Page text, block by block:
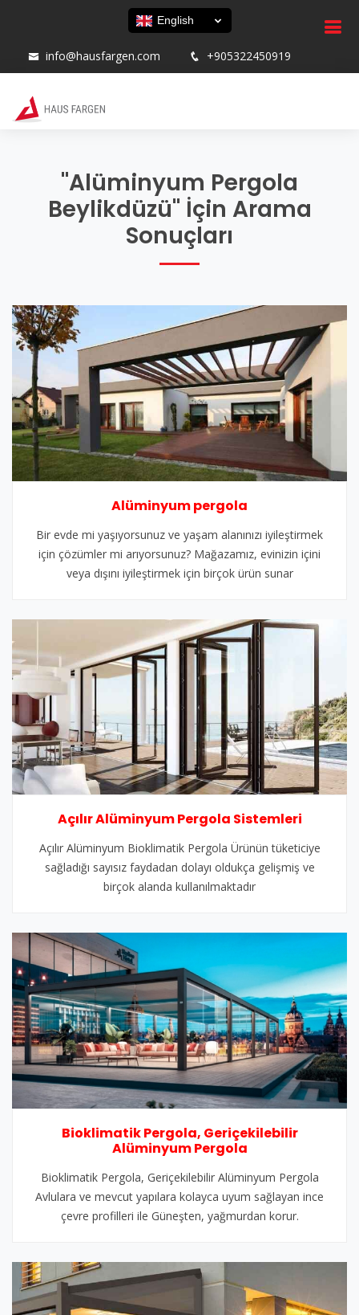
English
info@hausfargen.com +905322450919
"Alüminyum Pergola
Beylikdüzü" İçin Arama
Sonuçları
Alüminyum pergola
Bir evde mi yaşıyorsunuz ve yaşam alanınızı iyileştirmek
için çözümler mi arıyorsunuz? Mağazamız, evinizin içini
veya dışını iyileştirmek için birçok ürün sunar
Açılır Alüminyum Pergola Sistemleri
Açılır Alüminyum Bioklimatik Pergola Ürünün tüketiciye
sağladığı sayısız faydadan dolayı oldukça gelişmiş ve
birçok alanda kullanılmaktadır
Bioklimatik Pergola, Geriçekilebilir
Alüminyum Pergola
Bioklimatik Pergola, Geriçekilebilir Alüminyum Pergola
Avlulara ve mevcut yapılara kolayca uyum sağlayan ince
çevre profilleri ile Güneşten, yağmurdan korur.